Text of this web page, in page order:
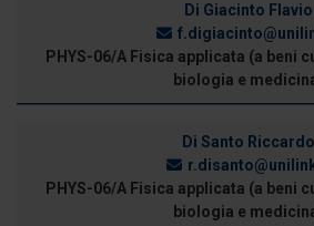
Di Giacinto Flavio
PHYS-06/A Fisica applicata (a beni
biologia e
Di Santo Riccardo
PHYS-06/A Fisica applicata (a beni
biologia e